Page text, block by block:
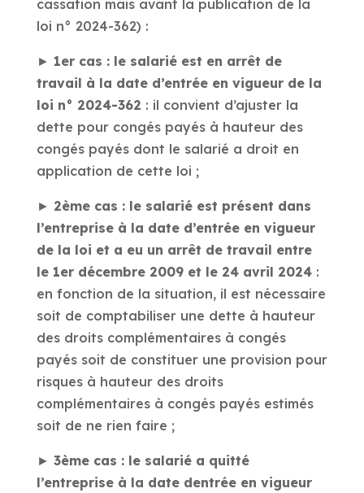
cassation mais avant la publication de la
loi n° 2024-362) :
► 1er cas : le salarié est en arrêt de
travail à la date d’entrée en vigueur de la
loi n° 2024-362 : il convient d’ajuster la
dette pour congés payés à hauteur des
congés payés dont le salarié a droit en
application de cette loi ;
► 2ème cas : le salarié est présent dans
l’entreprise à la date d’entrée en vigueur
de la loi et a eu un arrêt de travail entre
le 1er décembre 2009 et le 24 avril 2024:
en fonction de la situation, il est nécessaire
soit de comptabiliser une dette à hauteur
des droits complémentaires à congés
payés soit de constituer une provision pour
risques à hauteur des droits
complémentaires à congés payés estimés
soit de ne rien faire ;
► 3ème cas : le salarié a quitté
l’entreprise à la date dentrée en vigueur